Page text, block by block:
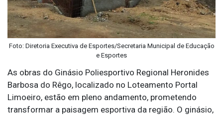
Foto: Diretoria Executiva de Esportes/Secretaria Municipal de Educação
e Esportes
As obras do Ginásio Poliesportivo Regional Heronides
Barbosa do Rêgo, localizado no Loteamento Portal
Limoeiro, estão em pleno andamento, prometendo
transformar a paisagem esportiva da região. O ginásio,